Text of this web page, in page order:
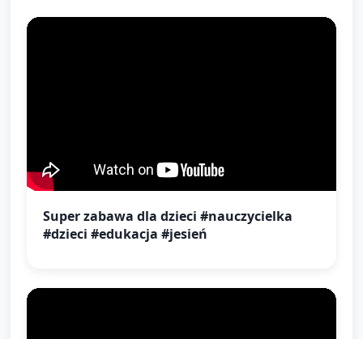
Super zabawa dla dzieci #nauczycielka
#dzieci #edukacja #jesień